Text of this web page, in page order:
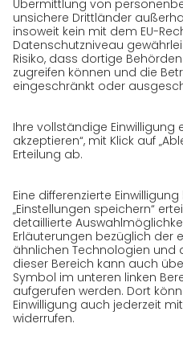
GO! als Arbeitgeber
Arbeitsbereiche
Offene Stellen
Initiativbewerbung bei
Datenschutz
Datenschutzerklärung
Datenschutzerklärung
Datenschutzerklärung
Datenschutzerklärung
Datenschutzerklärung
Datenschutzerklärung
Impressum
AGB